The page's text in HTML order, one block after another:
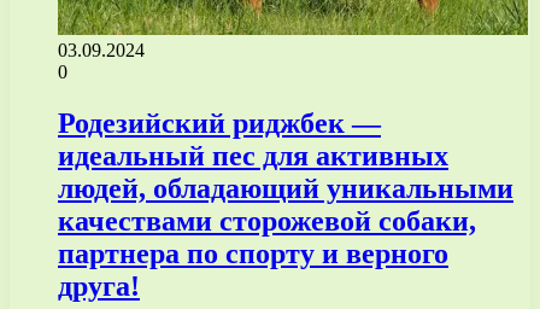
03.09.2024
0
Родезийский риджбек —
идеальный пес для активных
людей, обладающий уникальными
качествами сторожевой собаки,
партнера по спорту и верного
друга!